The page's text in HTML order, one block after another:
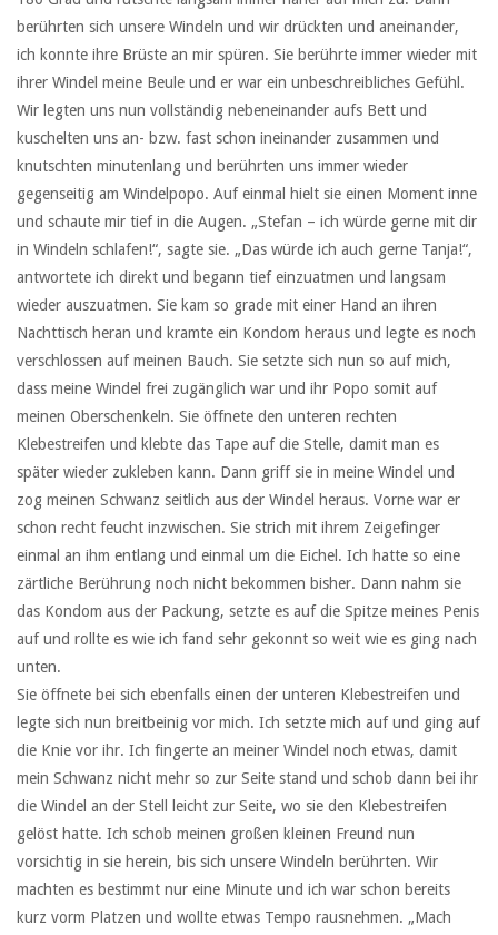
berührten sich unsere Windeln und wir drückten und aneinander,
ich konnte ihre Brüste an mir spüren. Sie berührte immer wieder mit
ihrer Windel meine Beule und er war ein unbeschreibliches Gefühl.
Wir legten uns nun vollständig nebeneinander aufs Bett und
kuschelten uns an- bzw. fast schon ineinander zusammen und
knutschten minutenlang und berührten uns immer wieder
gegenseitig am Windelpopo. Auf einmal hielt sie einen Moment inne
und schaute mir tief in die Augen. „Stefan – ich würde gerne mit dir
in Windeln schlafen!“, sagte sie. „Das würde ich auch gerne Tanja!“,
antwortete ich direkt und begann tief einzuatmen und langsam
wieder auszuatmen. Sie kam so grade mit einer Hand an ihren
Nachttisch heran und kramte ein Kondom heraus und legte es noch
verschlossen auf meinen Bauch. Sie setzte sich nun so auf mich,
dass meine Windel frei zugänglich war und ihr Popo somit auf
meinen Oberschenkeln. Sie öffnete den unteren rechten
Klebestreifen und klebte das Tape auf die Stelle, damit man es
später wieder zukleben kann. Dann griff sie in meine Windel und
zog meinen Schwanz seitlich aus der Windel heraus. Vorne war er
schon recht feucht inzwischen. Sie strich mit ihrem Zeigefinger
einmal an ihm entlang und einmal um die Eichel. Ich hatte so eine
zärtliche Berührung noch nicht bekommen bisher. Dann nahm sie
das Kondom aus der Packung, setzte es auf die Spitze meines Penis
auf und rollte es wie ich fand sehr gekonnt so weit wie es ging nach
unten.
Sie öffnete bei sich ebenfalls einen der unteren Klebestreifen und
legte sich nun breitbeinig vor mich. Ich setzte mich auf und ging auf
die Knie vor ihr. Ich fingerte an meiner Windel noch etwas, damit
mein Schwanz nicht mehr so zur Seite stand und schob dann bei ihr
die Windel an der Stell leicht zur Seite, wo sie den Klebestreifen
gelöst hatte. Ich schob meinen großen kleinen Freund nun
vorsichtig in sie herein, bis sich unsere Windeln berührten. Wir
machten es bestimmt nur eine Minute und ich war schon bereits
kurz vorm Platzen und wollte etwas Tempo rausnehmen. „Mach